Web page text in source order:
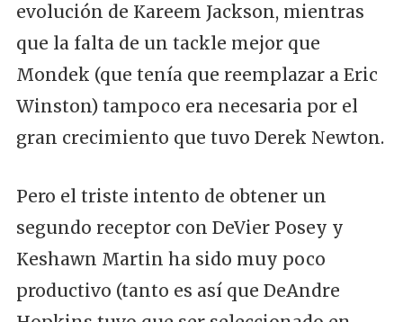
evolución de Kareem Jackson, mientras
que la falta de un tackle mejor que
Mondek (que tenía que reemplazar a Eric
Winston) tampoco era necesaria por el
gran crecimiento que tuvo Derek Newton.
Pero el triste intento de obtener un
segundo receptor con DeVier Posey y
Keshawn Martin ha sido muy poco
productivo (tanto es así que DeAndre